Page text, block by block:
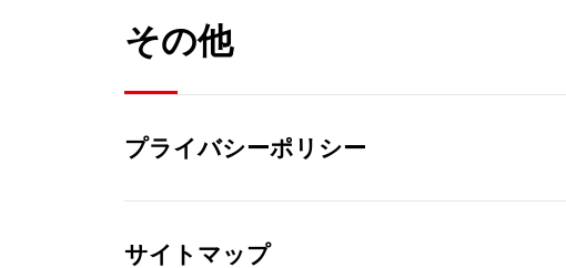
その他
プライバシーポリシー
サイトマップ